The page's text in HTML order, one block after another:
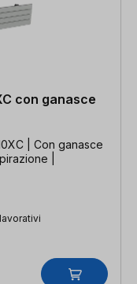
con ganasce
| Con ganasce
|